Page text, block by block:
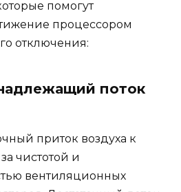
помогут
процессором
отключения:
поток
приток воздуха к
чистотой и
вентиляционных